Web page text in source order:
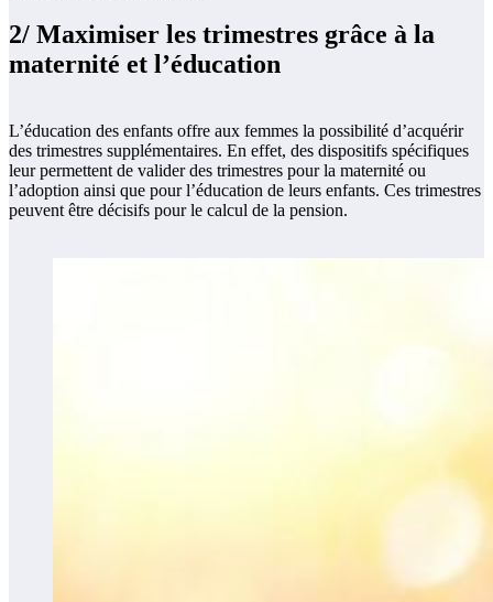
2/ Maximiser les trimestres grâce à la
maternité et l’éducation
L’éducation des enfants offre aux femmes la possibilité d’acquérir
des trimestres supplémentaires. En effet, des dispositifs spécifiques
leur permettent de valider des trimestres pour la maternité ou
l’adoption ainsi que pour l’éducation de leurs enfants. Ces trimestres
peuvent être décisifs pour le calcul de la pension.